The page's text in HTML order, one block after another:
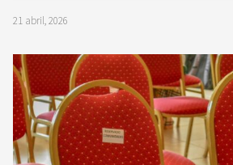
21 abril, 2026